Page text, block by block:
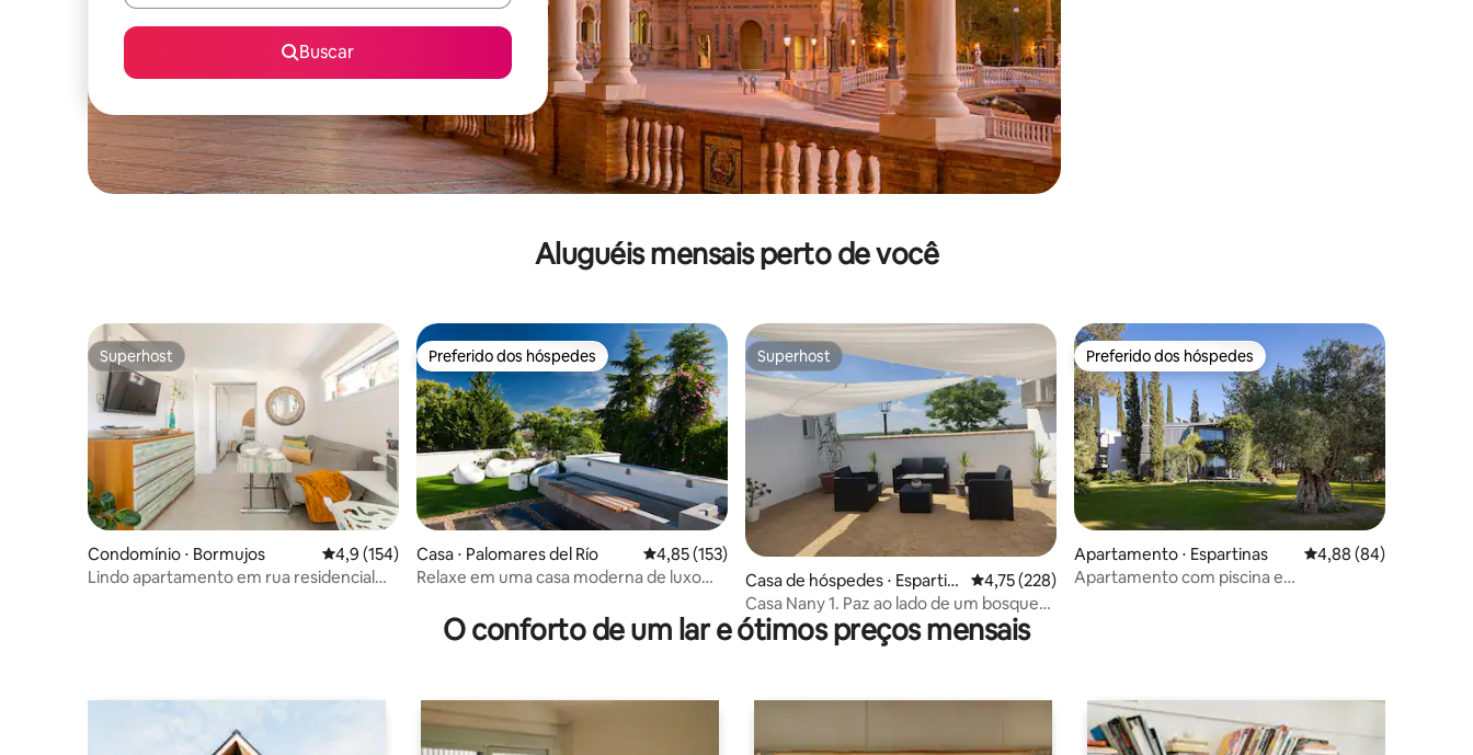
Buscar
Aluguéis mensais perto de você
Superhost
Superhost
Condomínio ⋅ Bormujos 4,9 de uma avaliação média de 5, 154 avaliações
4,9 (154)
Lindo apartamento em rua residencial
Preferido dos hóspedes
Preferido dos hóspedes
Casa ⋅ Palomares del Río 4,85 de uma avaliação média de 5, 153 avaliações
4,85 (153)
Relaxe em uma casa moderna de luxo
Superhost
Superhost
Casa de hóspedes ⋅ Espartin
as
4,75 de uma avaliação média de 5, 228 avaliações
4,75 (228)
Casa Nany 1. Paz ao lado de um bosque
de oliveiras.
Preferido dos hóspedes
Preferido dos hóspedes
Apartamento ⋅ Espartinas 4,88 de uma
4,88 (84)
Apartamento com piscina e
O conforto de um lar e ótimos preços mensais